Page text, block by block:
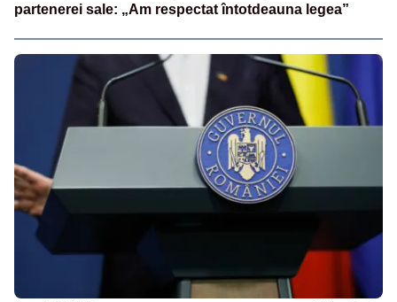
partenerei sale: „Am respectat întotdeauna legea”